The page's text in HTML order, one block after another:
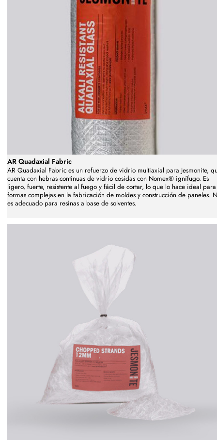
AR Quadaxial Fabric
AR Quadaxial Fabric es un refuerzo de vidrio multiaxial para Jesmonite,
cuenta con hebras continuas de vidrio cosidas con Nomex® ignífugo. Es
ligero, fuerte, resistente al fuego y fácil de cortar, lo que lo hace ideal para
formas complejas en la fabricación de moldes y construcción de paneles.
es adecuado para resinas a base de solventes.